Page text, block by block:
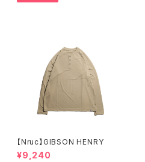
【Nruc】GIBSON HENRY
¥9,240